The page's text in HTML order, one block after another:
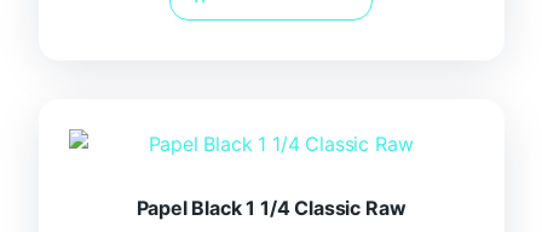
Papel Black 1 1/4 Classic Raw